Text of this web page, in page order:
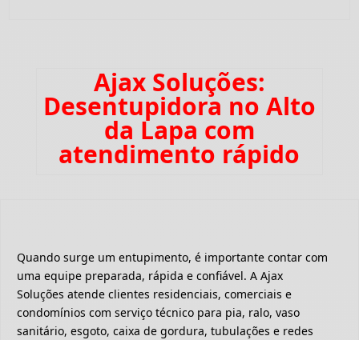
Ajax Soluções:
Desentupidora no Alto
da Lapa com
atendimento rápido
Quando surge um entupimento, é importante contar com
uma equipe preparada, rápida e confiável. A Ajax
Soluções atende clientes residenciais, comerciais e
condomínios com serviço técnico para pia, ralo, vaso
sanitário, esgoto, caixa de gordura, tubulações e redes